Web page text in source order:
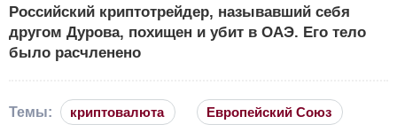
Российский криптотрейдер, называвший себя
другом Дурова, похищен и убит в ОАЭ. Его тело
было расчленено
Темы: криптовалюта Европейский Союз